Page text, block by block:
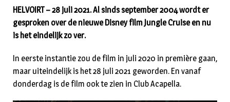
HELVOIRT – 28 juli 2021. Al sinds september 2004 wordt er
gesproken over de nieuwe Disney film Jungle Cruise en nu
is het eindelijk zo ver.
In eerste instantie zou de film in juli 2020 in première gaan,
maar uiteindelijk is het 28 juli 2021 geworden. En vanaf
donderdag is de film ook te zien in Club Acapella.